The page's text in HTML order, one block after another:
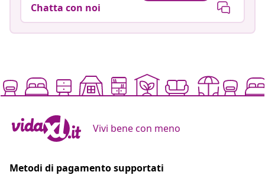
Chatta con noi
Vivi bene con meno
Metodi di pagamento supportati